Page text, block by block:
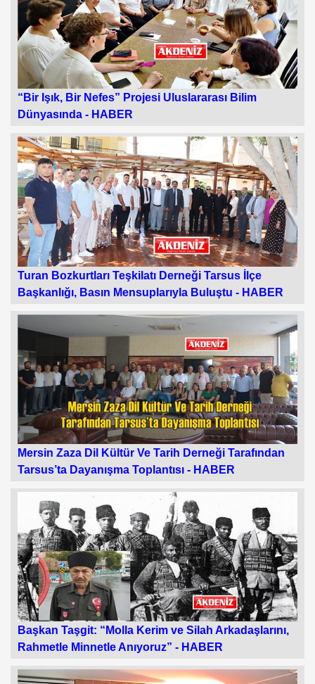
“Bir Işık, Bir Nefes” Projesi Uluslararası Bilim
Dünyasında - HABER
Turan Bozkurtları Teşkilatı Derneği Tarsus İlçe
Başkanlığı, Basın Mensuplarıyla Buluştu - HABER
Mersin Zaza Dil Kültür Ve Tarih Derneği Tarafından
Tarsus’ta Dayanışma Toplantısı - HABER
Başkan Taşgit: “Molla Kerim ve Silah Arkadaşlarını,
Rahmetle Minnetle Anıyoruz” - HABER